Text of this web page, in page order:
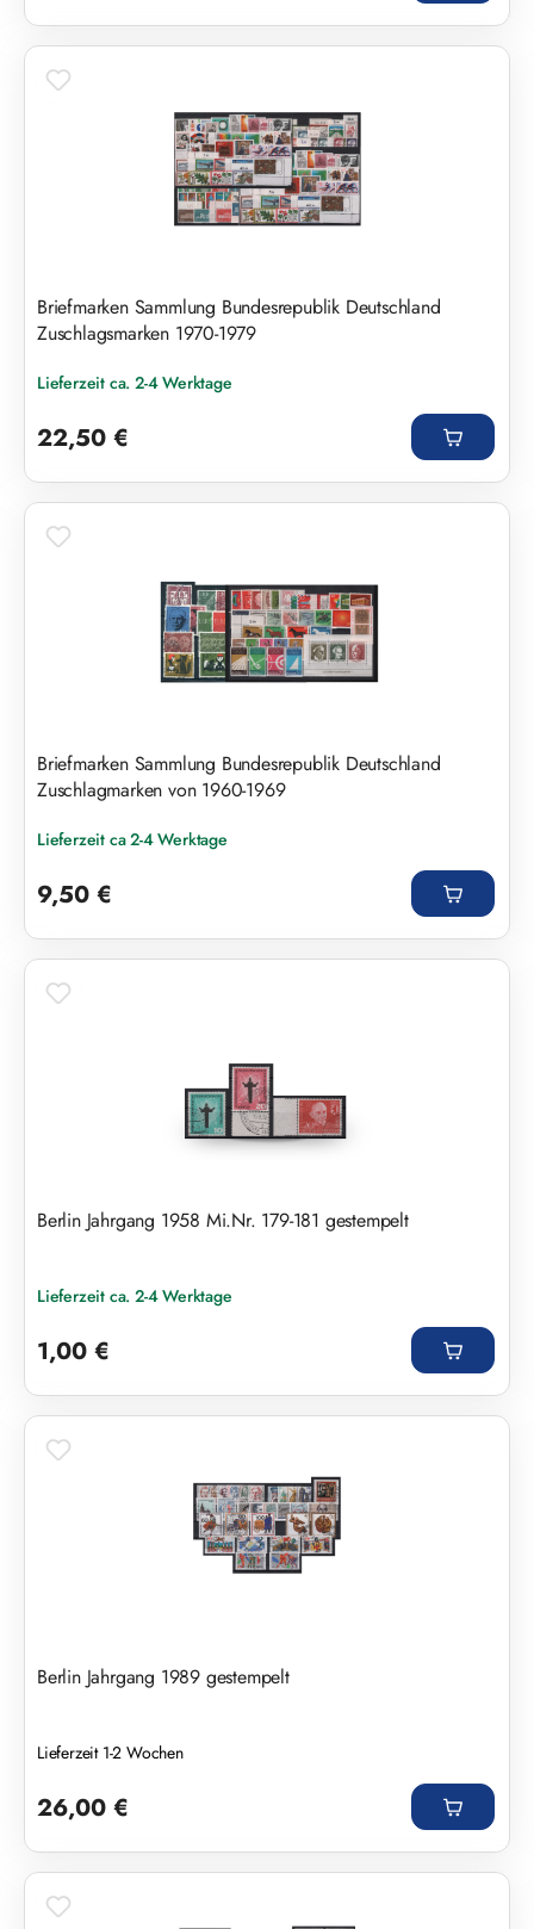
Briefmarken Sammlung Bundesrepublik Deutschland
Zuschlagsmarken 1970-1979
Lieferzeit ca. 2-4 Werktage
22,50 €
Briefmarken Sammlung Bundesrepublik Deutschland
Zuschlagmarken von 1960-1969
Lieferzeit ca 2-4 Werktage
9,50 €
Berlin Jahrgang 1958 Mi.Nr. 179-181 gestempelt
Lieferzeit ca. 2-4 Werktage
1,00 €
Berlin Jahrgang 1989 gestempelt
Lieferzeit 1-2 Wochen
26,00 €